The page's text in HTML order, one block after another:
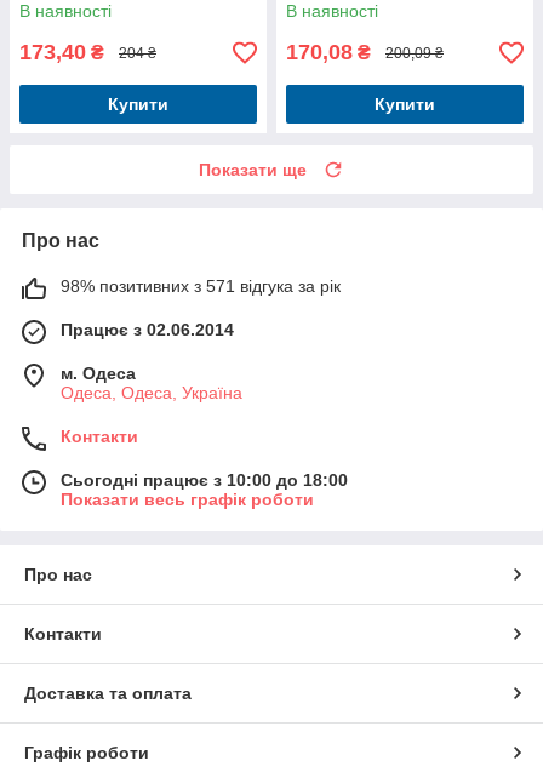
В наявності
173,40 ₴ 204 ₴
Купити
В наявності
170,08 ₴ 200,09 ₴
Купити
Показати ще
Про нас
98% позитивних з 571 відгука за рік
Працює з 02.06.2014
м. Одеса
Одеса, Одеса, Україна
Контакти
Сьогодні працює з 10:00 до 18:00
Показати весь графік роботи
Про нас
Контакти
Доставка та оплата
Графік роботи